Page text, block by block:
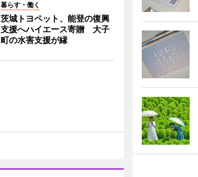
暮らす・働く
茨城トヨペット、能登の復興
支援へハイエース寄贈 大子
町の水害支援が縁